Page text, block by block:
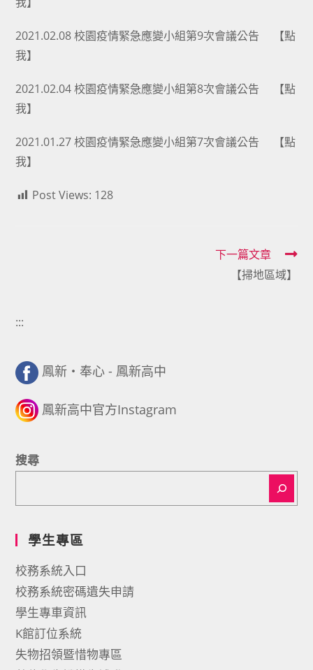
2021.02.08 校園疫情緊急應變小組第9次會議公告
【點
我】
2021.02.04 校園疫情緊急應變小組第8次會議公告
【點
我】
2021.01.27 校園疫情緊急應變小組第7次會議公告
【點
我】
Post Views: 128
下一篇文章
【掃地區域】
:::
鳳新・奉心 - 鳳新高中
鳳新高中官方Instagram
搜尋
學生專區
校務系統入口
校務系統密碼遺失申請
學生專車資訊
K館訂位系統
失物招領暨惜物專區